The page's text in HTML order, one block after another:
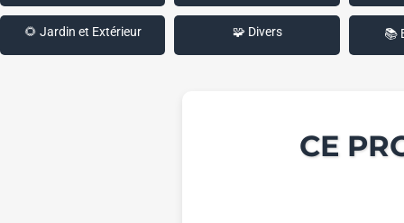
🌻 Jardin et Extérieur 🧩 Divers 📚
CE